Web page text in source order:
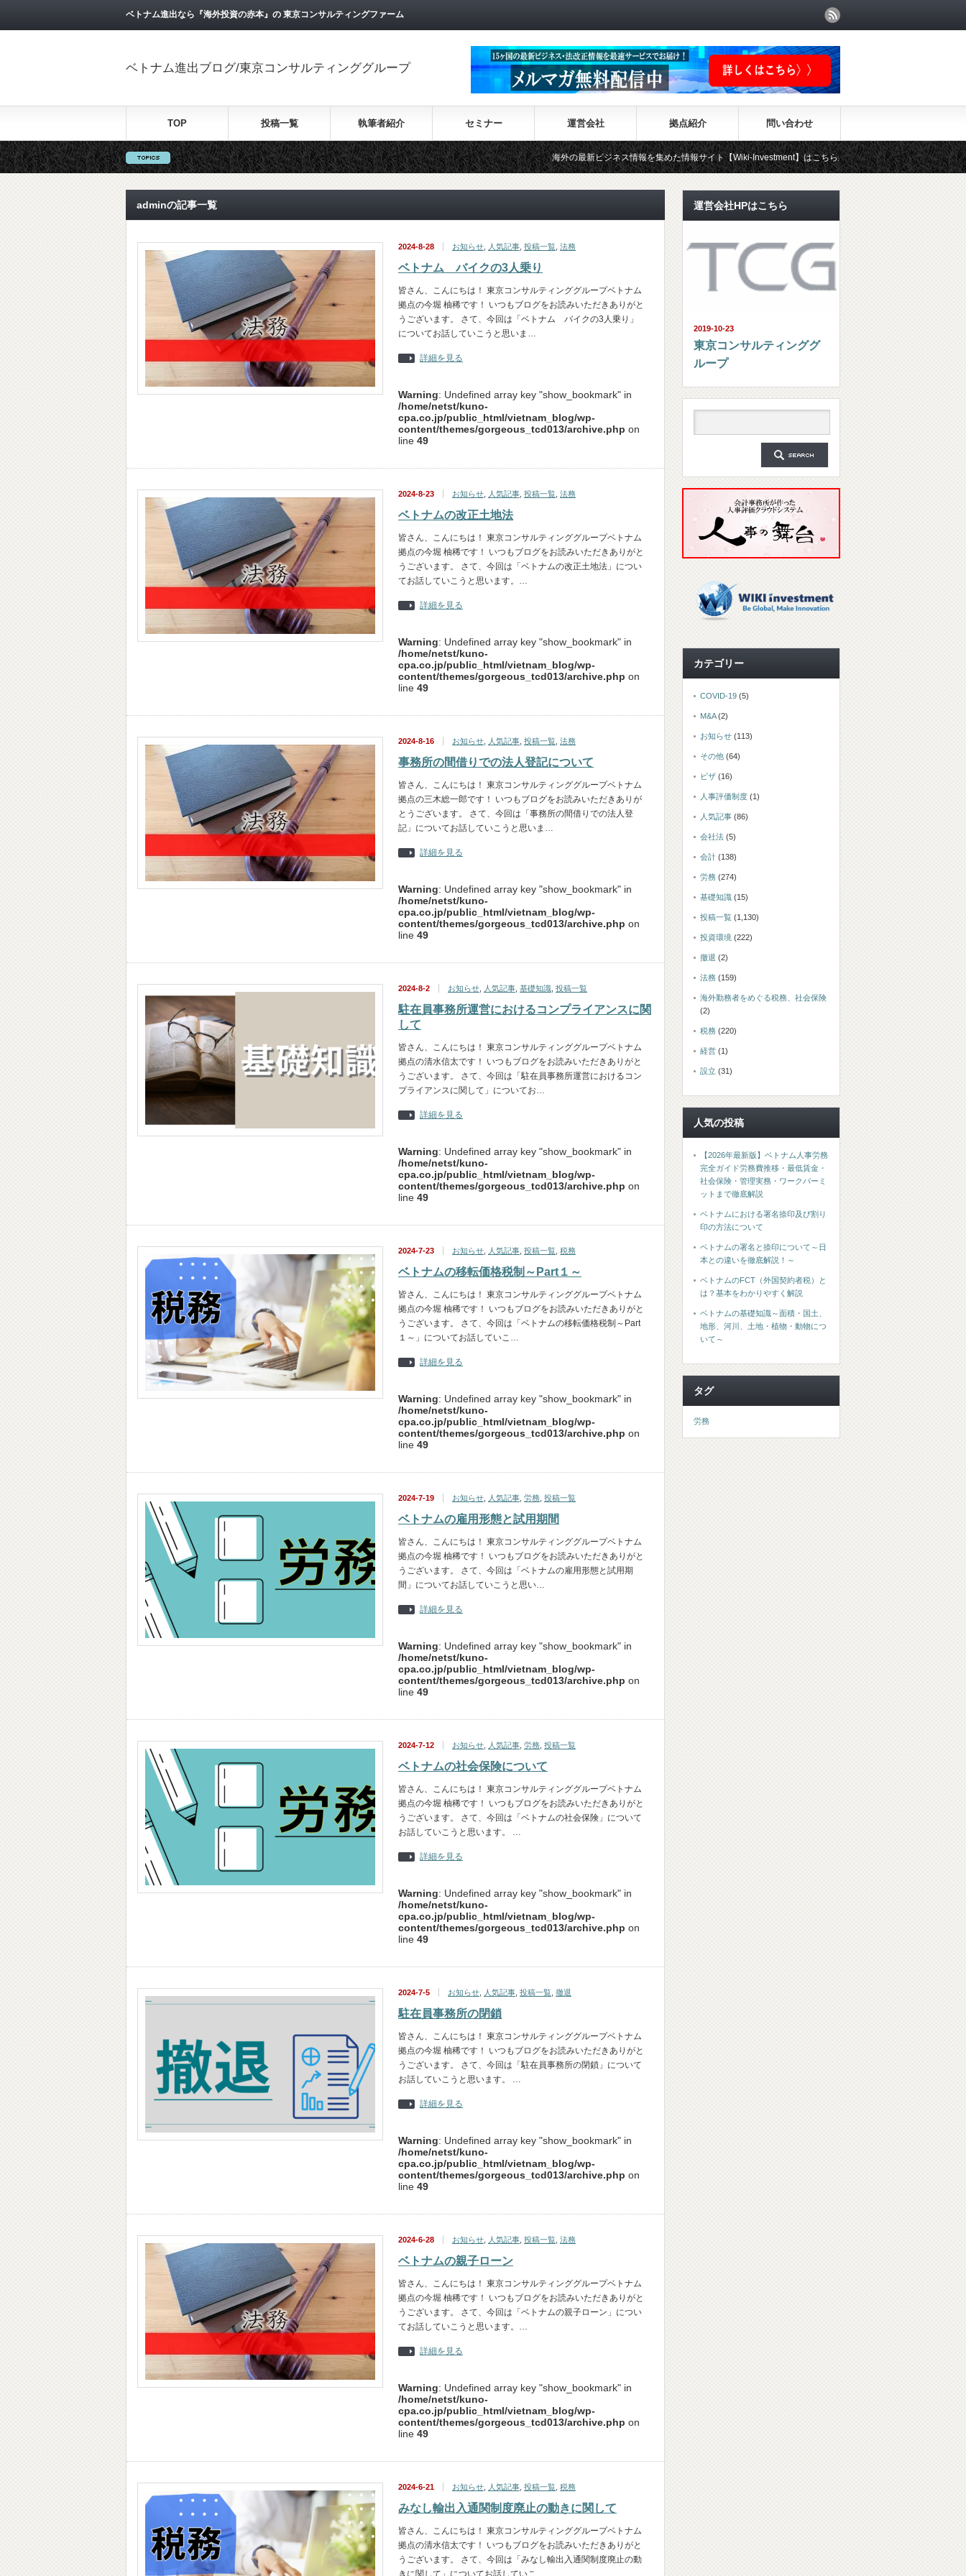
ベトナム進出なら『海外投資の赤本』の 東京コンサルティングファーム
ベトナム進出ブログ/東京コンサルティンググループ
TOP 投稿一覧 執筆者紹介 セミナー 運営会社 拠点紹介 問い合わせ
海外の最新ビジネス情報を集めた情報サイト【Wiki-Investment】はこちらから！！
adminの記事一覧
2024-8-28 お知らせ 人気記事 投稿一覧 法務
ベトナム バイクの3人乗り
皆さん、こんにちは！ 東京コンサルティンググループベトナム
拠点の今堀 柚稀です！ いつもブログをお読みいただきありがと
うございます。 さて、今回は「ベトナム バイクの3人乗り」
についてお話していこうと思いま…
詳細を見る
Warning: Undefined array key "show_bookmark" in
/home/netst/kuno-
cpa.co.jp/public_html/vietnam_blog/wp-
content/themes/gorgeous_tcd013/archive.php on
line 49
2024-8-23 お知らせ 人気記事 投稿一覧 法務
ベトナムの改正土地法
皆さん、こんにちは！ 東京コンサルティンググループベトナム
拠点の今堀 柚稀です！ いつもブログをお読みいただきありがと
うございます。 さて、今回は「ベトナムの改正土地法」につい
てお話していこうと思います。…
詳細を見る
Warning: Undefined array key "show_bookmark" in
/home/netst/kuno-
cpa.co.jp/public_html/vietnam_blog/wp-
content/themes/gorgeous_tcd013/archive.php on
line 49
2024-8-16 お知らせ 人気記事 投稿一覧 法務
事務所の間借りでの法人登記について
皆さん、こんにちは！ 東京コンサルティンググループベトナム
拠点の三木総一郎です！ いつもブログをお読みいただきありが
とうございます。 さて、今回は「事務所の間借りでの法人登
記」についてお話していこうと思いま…
詳細を見る
Warning: Undefined array key "show_bookmark" in
/home/netst/kuno-
cpa.co.jp/public_html/vietnam_blog/wp-
content/themes/gorgeous_tcd013/archive.php on
line 49
2024-8-2 お知らせ 人気記事 基礎知識 投稿一覧
駐在員事務所運営におけるコンプライアンスに関
して
皆さん、こんにちは！ 東京コンサルティンググループベトナム
拠点の清水信太です！ いつもブログをお読みいただきありがと
うございます。 さて、今回は「駐在員事務所運営におけるコン
プライアンスに関して」についてお…
詳細を見る
Warning: Undefined array key "show_bookmark" in
/home/netst/kuno-
cpa.co.jp/public_html/vietnam_blog/wp-
content/themes/gorgeous_tcd013/archive.php on
line 49
2024-7-23 お知らせ 人気記事 投稿一覧 税務
ベトナムの移転価格税制～Part１～
皆さん、こんにちは！ 東京コンサルティンググループベトナム
拠点の今堀 柚稀です！ いつもブログをお読みいただきありがと
うございます。 さて、今回は「ベトナムの移転価格税制～Part
１～」についてお話していこ…
詳細を見る
Warning: Undefined array key "show_bookmark" in
/home/netst/kuno-
cpa.co.jp/public_html/vietnam_blog/wp-
content/themes/gorgeous_tcd013/archive.php on
line 49
2024-7-19 お知らせ 人気記事 労務 投稿一覧
ベトナムの雇用形態と試用期間
皆さん、こんにちは！ 東京コンサルティンググループベトナム
拠点の今堀 柚稀です！ いつもブログをお読みいただきありがと
うございます。 さて、今回は「ベトナムの雇用形態と試用期
間」についてお話していこうと思い…
詳細を見る
Warning: Undefined array key "show_bookmark" in
/home/netst/kuno-
cpa.co.jp/public_html/vietnam_blog/wp-
content/themes/gorgeous_tcd013/archive.php on
line 49
2024-7-12 お知らせ 人気記事 労務 投稿一覧
ベトナムの社会保険について
皆さん、こんにちは！ 東京コンサルティンググループベトナム
拠点の今堀 柚稀です！ いつもブログをお読みいただきありがと
うございます。 さて、今回は「ベトナムの社会保険」について
お話していこうと思います。 …
詳細を見る
Warning: Undefined array key "show_bookmark" in
/home/netst/kuno-
cpa.co.jp/public_html/vietnam_blog/wp-
content/themes/gorgeous_tcd013/archive.php on
line 49
2024-7-5 お知らせ 人気記事 投稿一覧 撤退
駐在員事務所の閉鎖
皆さん、こんにちは！ 東京コンサルティンググループベトナム
拠点の今堀 柚稀です！ いつもブログをお読みいただきありがと
うございます。 さて、今回は「駐在員事務所の閉鎖」について
お話していこうと思います。 …
詳細を見る
Warning: Undefined array key "show_bookmark" in
/home/netst/kuno-
cpa.co.jp/public_html/vietnam_blog/wp-
content/themes/gorgeous_tcd013/archive.php on
line 49
2024-6-28 お知らせ 人気記事 投稿一覧 法務
ベトナムの親子ローン
皆さん、こんにちは！ 東京コンサルティンググループベトナム
拠点の今堀 柚稀です！ いつもブログをお読みいただきありがと
うございます。 さて、今回は「ベトナムの親子ローン」につい
てお話していこうと思います。…
詳細を見る
Warning: Undefined array key "show_bookmark" in
/home/netst/kuno-
cpa.co.jp/public_html/vietnam_blog/wp-
content/themes/gorgeous_tcd013/archive.php on
line 49
2024-6-21 お知らせ 人気記事 投稿一覧 税務
みなし輸出入通関制度廃止の動きに関して
皆さん、こんにちは！ 東京コンサルティンググループベトナム
拠点の清水信太です！ いつもブログをお読みいただきありがと
うございます。 さて、今回は「みなし輸出入通関制度廃止の動
きに関して」についてお話していこ…
運営会社HPはこちら
2019-10-23
東京コンサルティンググ
ループ
カテゴリー
COVID-19 (5)
M&A(2)
お知らせ (113)
その他 (64)
ビザ (16)
人事評価制度 (1)
人気記事 (86)
会社法 (5)
会計 (138)
労務 (274)
基礎知識 (15)
投稿一覧 (1,130)
投資環境 (222)
撤退 (2)
法務 (159)
海外勤務者をめぐる税務、社会保険
(2)
税務 (220)
経営 (1)
設立 (31)
人気の投稿
【2026年最新版】ベトナム人事労務
完全ガイド労務費推移・最低賃金・
社会保険・管理実務・ワークパーミ
ットまで徹底解説
ベトナムにおける署名捺印及び割り
印の方法について
ベトナムの署名と捺印について～日
本との違いを徹底解説！～
ベトナムのFCT（外国契約者税）と
は？基本をわかりやすく解説
ベトナムの基礎知識～面積・国土、
地形、河川、土地・植物・動物につ
いて～
タグ
労務